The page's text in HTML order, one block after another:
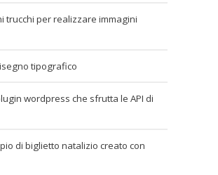
trucchi per realizzare immagini
tipografico
wordpress che sfrutta le API di
di biglietto natalizio creato con